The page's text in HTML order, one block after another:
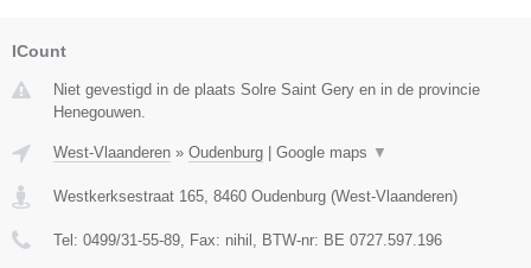
ICount
Niet gevestigd in de plaats Solre Saint Gery en in de provincie
Henegouwen.
West-Vlaanderen » Oudenburg Google maps ▼
Westkerksestraat 165, 8460 Oudenburg (West-Vlaanderen)
Tel: 0499/31-55-89, Fax: nihil , BTW-nr: BE 0727.597.196